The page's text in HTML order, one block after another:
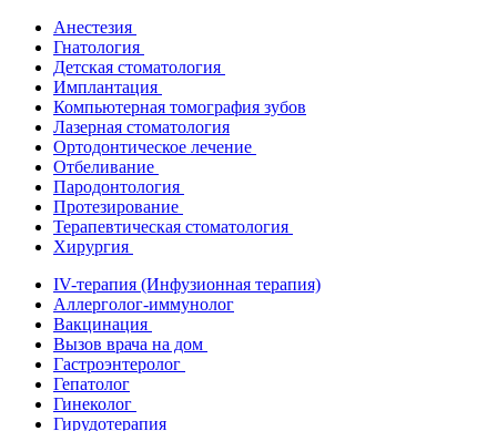
Анестезия
Гнатология
Детская стоматология
Имплантация
Компьютерная томография зубов
Лазерная стоматология
Ортодонтическое лечение
Отбеливание
Пародонтология
Протезирование
Терапевтическая стоматология
Хирургия
IV-терапия (Инфузионная терапия)
Аллерголог-иммунолог
Вакцинация
Вызов врача на дом
Гастроэнтеролог
Гепатолог
Гинеколог
Гирудотерапия